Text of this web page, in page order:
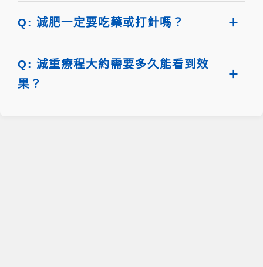
Q: 減肥一定要吃藥或打針嗎？
Q: 減重療程大約需要多久能看到效
果？